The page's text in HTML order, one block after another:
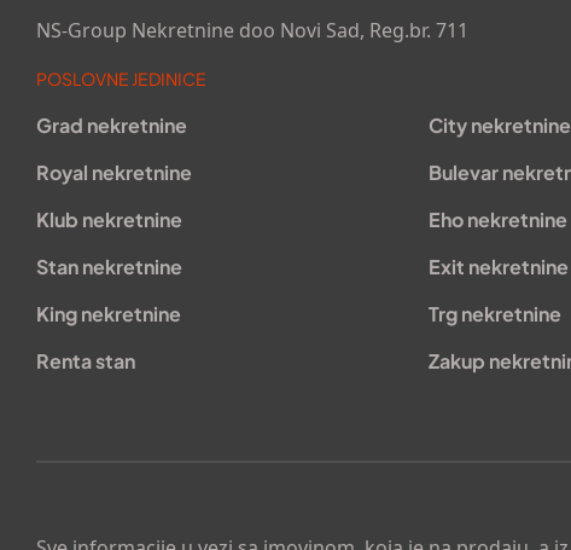
NS-Group Nekretnine doo Novi Sad, Reg.br. 711
POSLOVNE JEDINICE
Grad nekretnine City nekretnine
Royal nekretnine
Bulevar
Klub nekretnine
Eho nekretnine
Stan nekretnine
Exit nekretnine
King nekretnine
Trg nekretnine
Renta stan
Zakup